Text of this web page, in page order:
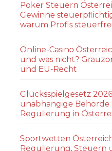
Poker Steuern
Gewinne
warum Profis
Online-Casino
und was nicht?
und EU-Recht
Glücksspielgesetz
unabhängige
Regulierung in
Sportwetten
Regulierung, Steuern